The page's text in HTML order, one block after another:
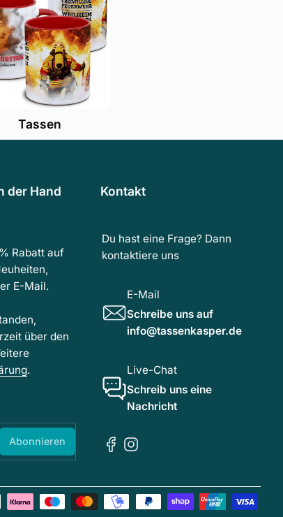
Tassen
der Hand
Rabatt auf
E-Mail.
über den
.
Abonnieren
Kontakt
Du hast eine Frage? Dann
kontaktiere uns
E-Mail
Schreibe uns auf
info@tassenkasper.de
Live-Chat
Schreib uns eine
Nachricht